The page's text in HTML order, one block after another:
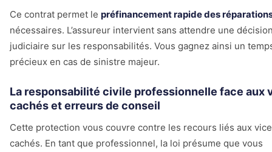
Ce contrat permet le préfinancement rapide des
nécessaires. L’assureur intervient sans attendre une
judiciaire sur les responsabilités. Vous gagnez ainsi un
précieux en cas de sinistre majeur.
La responsabilité civile professionnelle face aux
cachés et erreurs de conseil
Cette protection vous couvre contre les recours liés aux
cachés. En tant que professionnel, la loi présume que vous